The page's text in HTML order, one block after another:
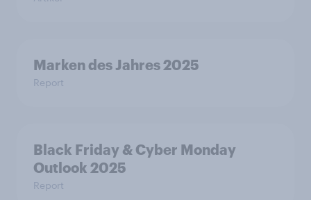
Marken des Jahres 2025
Report
Black Friday & Cyber Monday
Outlook 2025
Report